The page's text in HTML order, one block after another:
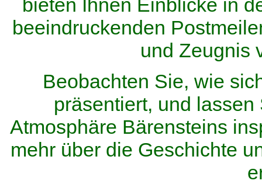
beeindruckenden
und Zeugnis
Beobachten Sie, wie
präsentiert, und
Atmosphäre Bärensteins
mehr über die Geschichte